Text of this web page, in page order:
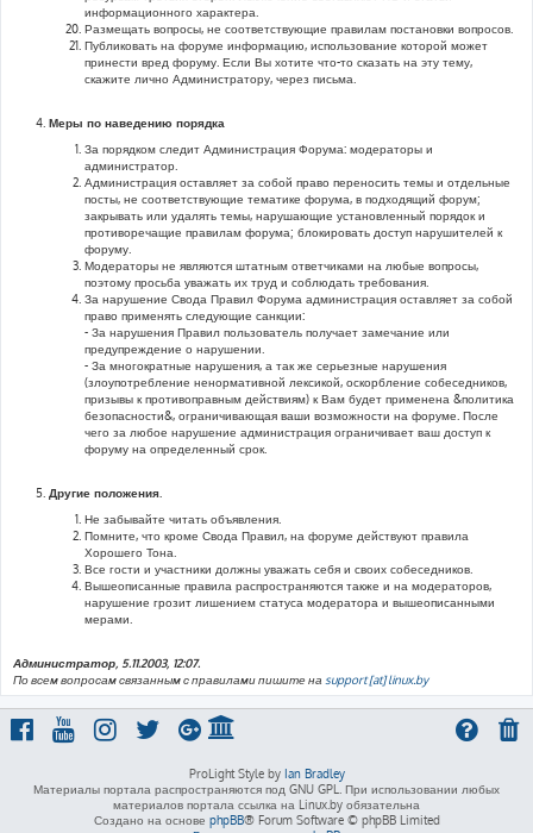
информационного характера.
Размещать вопросы, не соответствующие правилам постановки вопросов.
Публиковать на форуме информацию, использование которой может
принести вред форуму. Если Вы хотите что-то сказать на эту тему,
скажите лично Администратору, через письма.
Меры по наведению порядка
За порядком следит Администрация Форума: модераторы и
администратор.
Администрация оставляет за собой право переносить темы и отдельные
посты, не соответствующие тематике форума, в подходящий форум;
закрывать или удалять темы, нарушающие установленный порядок и
противоречащие правилам форума; блокировать доступ нарушителей к
форуму.
Модераторы не являются штатным ответчиками на любые вопросы,
поэтому просьба уважать их труд и соблюдать требования.
За нарушение Свода Правил Форума администрация оставляет за собой
право применять следующие санкции:
- За нарушения Правил пользователь получает замечание или
предупреждение о нарушении.
- За многократные нарушения, а так же серьезные нарушения
(злоупотребление ненормативной лексикой, оскорбление собеседников,
призывы к противоправным действиям) к Вам будет применена &политика
безопасности&, ограничивающая ваши возможности на форуме. После
чего за любое нарушение администрация ограничивает ваш доступ к
форуму на определенный срок.
Другие положения.
Не забывайте читать объявления.
Помните, что кроме Свода Правил, на форуме действуют правила
Хорошего Тона.
Все гости и участники должны уважать себя и своих собеседников.
Вышеописанные правила распространяются также и на модераторов,
нарушение грозит лишением статуса модератора и вышеописанными
мерами.
Администратор, 5.11.2003, 12:07.
По всем вопросам связанным с правилами пишите на support [at] linux.by
ProLight Style by Ian Bradley
Материалы портала распространяются под GNU GPL. При использовании любых
материалов портала ссылка на Linux.by обязательна
Создано на основе phpBB® Forum Software © phpBB Limited